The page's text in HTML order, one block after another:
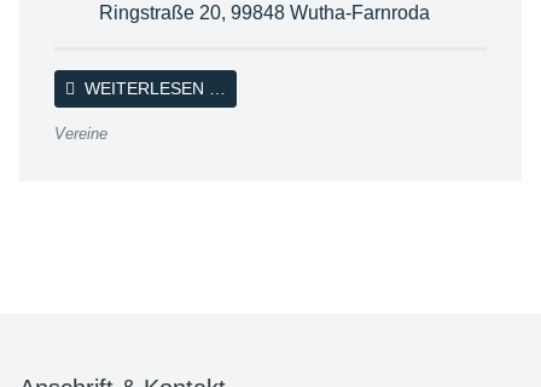
Ringstraße 20, 99848 Wutha-Farnroda
WEITERLESEN …
Vereine